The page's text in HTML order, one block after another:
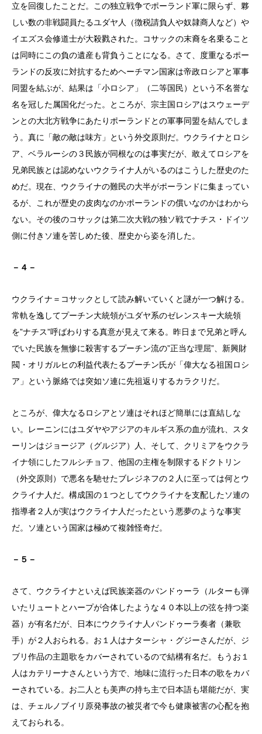
立を回復したことだ。この独立戦争でポーランド軍に限らず、夥
しい数の非戦闘員たるユダヤ人（徴税請負人や奴隷商人など）や
イエズス会修道士が大殺戮された。コサックの末裔を名乗ること
は同時にこの負の遺産も背負うことになる。さて、度重なるポー
ランドの反攻に対抗するためヘーチマン国家は帝政ロシアと軍事
同盟を結ぶが、結果は「小ロシア」（二等国民）という不名誉な
名を冠した属国化だった。ところが、宗主国ロシアはスウェーデ
ンとの大北方戦争にあたりポーランドとの軍事同盟を結んでしま
う。真に「敵の敵は味方」という外交原則だ。ウクライナとロシ
ア、ベラルーシの３民族が同根なのは事実だが、敢えてロシアを
兄弟民族とは認めないウクライナ人がいるのはこうした歴史のた
めだ。現在、ウクライナの難民の大半がポーランドに集まってい
るが、これが歴史の皮肉なのかポーランドの償いなのかはわから
ない。その後のコサックは第二次大戦の独ソ戦でナチス・ドイツ
側に付きソ連を苦しめた後、歴史から姿を消した。
－４－
ウクライナ＝コサックとして読み解いていくと謎が一つ解ける。
常軌を逸してプーチン大統領がユダヤ系のゼレンスキー大統領
を”ナチス”呼ばわりする真意が見えて来る。昨日まで兄弟と呼ん
でいた民族を無惨に殺害するプーチン流の”正当な理屈”、新興財
閥・オリガルヒの利益代表たるプーチン氏が「偉大なる祖国ロシ
ア」という脈絡では突如ソ連に先祖返りするカラクリだ。
ところが、偉大なるロシアとソ連はそれほど簡単には直結しな
い。レーニンにはユダヤやアジアのキルギス系の血が流れ、スタ
ーリンはジョージア（グルジア）人、そして、クリミアをウクラ
イナ領にしたフルシチョフ、他国の主権を制限するドクトリン
（外交原則）で悪名を馳せたブレジネフの２人に至っては何とウ
クライナ人だ。構成国の１つとしてウクライナを支配したソ連の
指導者２人が実はウクライナ人だったという悪夢のような事実
だ。ソ連という国家は極めて複雑怪奇だ。
－５－
さて、ウクライナといえば民族楽器のパンドゥーラ（ルターも弾
いたリュートとハープが合体したような４０本以上の弦を持つ楽
器）が有名だが、日本にウクライナ人パンドゥーラ奏者（兼歌
手）が２人おられる。お１人はナターシャ・グジーさんだが、ジ
ブリ作品の主題歌をカバーされているので結構有名だ。もうお１
人はカテリーナさんという方で、地味に流行った日本の歌をカバ
ーされている。お二人とも美声の持ち主で日本語も堪能だが、実
は、チェルノブイリ原発事故の被災者で今も健康被害の心配を抱
えておられる。